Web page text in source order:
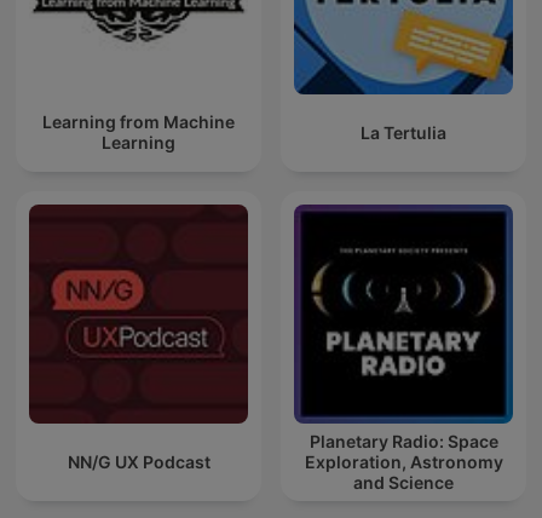
Learning from Machine
Learning
La Tertulia
NN/G UX Podcast
Planetary Radio: Space
Exploration, Astronomy
and Science